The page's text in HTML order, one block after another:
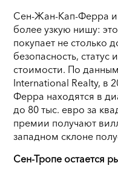
Сен-Жан-Кап-Ферра
более узкую нишу:
покупает не столько
безопасность,
стоимости. По данным
International Realty, в
Ферра находятся в
до 80 тыс. евро за
премии получают
западном склоне
Сен-Тропе остается